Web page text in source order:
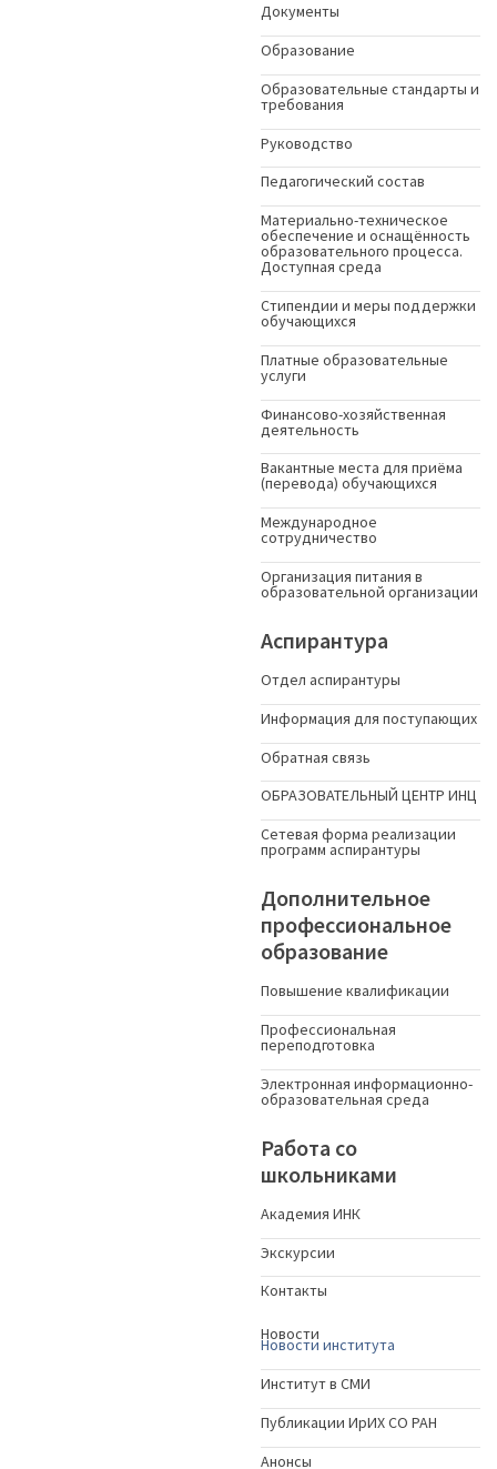
Документы
Образование
Образовательные стандарты и
требования
Руководство
Педагогический состав
Материально-техническое
обеспечение и оснащённость
образовательного процесса.
Доступная среда
Стипендии и меры поддержки
обучающихся
Платные образовательные
услуги
Финансово-хозяйственная
деятельность
Вакантные места для приёма
(перевода) обучающихся
Международное
сотрудничество
Организация питания в
образовательной организации
Аспирантура
Отдел аспирантуры
Информация для поступающих
Обратная связь
ОБРАЗОВАТЕЛЬНЫЙ ЦЕНТР ИНЦ
Сетевая форма реализации
программ аспирантуры
Дополнительное
профессиональное
образование
Повышение квалификации
Профессиональная
переподготовка
Электронная информационно-
образовательная среда
Работа со
школьниками
Академия ИНК
Экскурсии
Контакты
Новости
Новости института
Институт в СМИ
Публикации ИрИХ СО РАН
Анонсы